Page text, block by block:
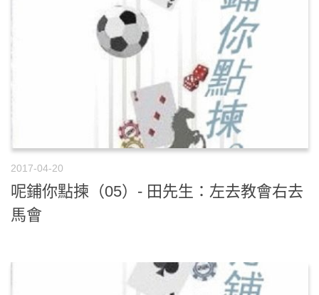
2017-04-20
呢鋪你點揀（05）- 田先生：左去教會右去
馬會